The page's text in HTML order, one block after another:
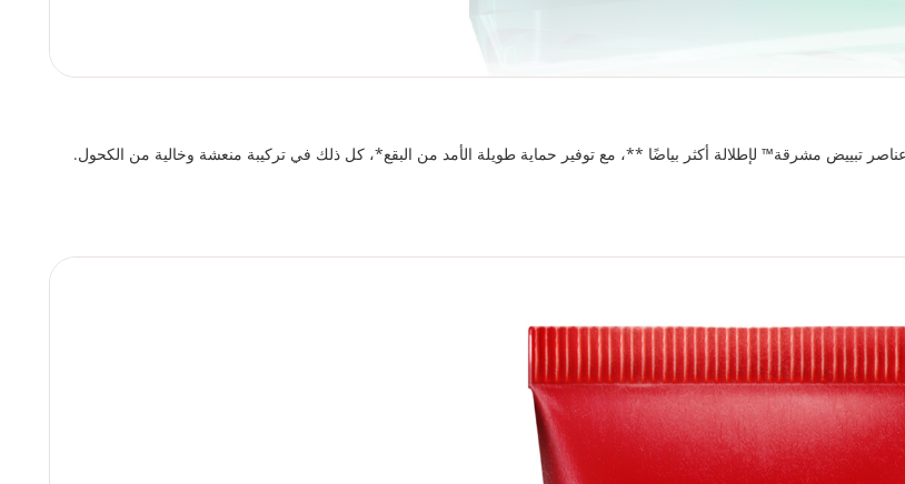
عناصر تبييض مشرقة™ لإطلالة أكثر بياضًا **، مع توفير حماية طويلة الأمد من البقع*، كل ذلك في تركيبة منعشة وخالية من الكحول.